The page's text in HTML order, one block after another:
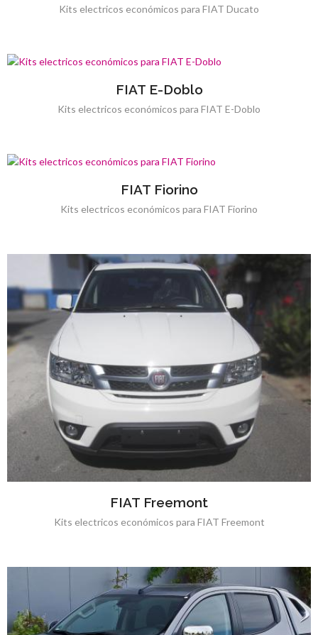
Kits electricos económicos para FIAT Ducato
FIAT E-Doblo
Kits electricos económicos para FIAT E-Doblo
FIAT Fiorino
Kits electricos económicos para FIAT Fiorino
FIAT Freemont
Kits electricos económicos para FIAT Freemont